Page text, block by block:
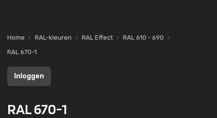
Home RAL-kleuren RAL Effect
RAL 610 - 690
RAL 670-1
Inloggen
RAL 670-1